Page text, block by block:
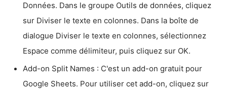
Données. Dans le groupe Outils de données, cliquez
sur Diviser le texte en colonnes. Dans la boîte de
dialogue Diviser le texte en colonnes, sélectionnez
Espace comme délimiteur, puis cliquez sur OK.
Add-on Split Names : C'est un add-on gratuit pour
Google Sheets. Pour utiliser cet add-on, cliquez sur